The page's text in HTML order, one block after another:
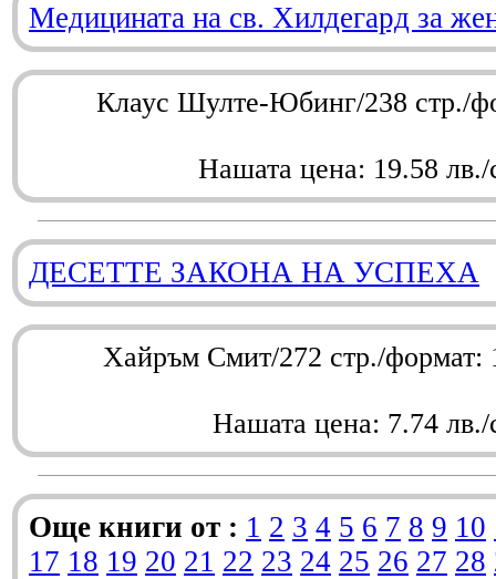
Медицината на св. Хилдегард за
Клаус Шулте-Юбинг/238 стр./
Нашата цена: 19.58 лв./
ДЕСЕТТЕ ЗАКОНА НА УСПЕХА
Хайръм Смит/272 стр./
Нашата цена: 7.74 лв./
Още книги от : 1 2 3 4 5 6 7 8 9 10
17 18 19 20 21 22 23 24 25 26 27 28